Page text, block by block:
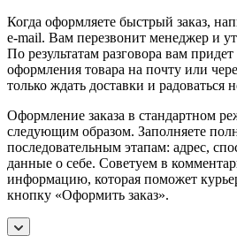
Когда оформляете быстрый заказ,
e-mail. Вам перезвонит менеджер и
По результатам разговора вам
оформления товара на почту или
только ждать доставки и радоваться
Оформление заказа в стандартном
следующим образом. Заполняете
последовательным этапам: адрес,
данные о себе. Советуем в
информацию, которая поможет
кнопку «Оформить заказ».